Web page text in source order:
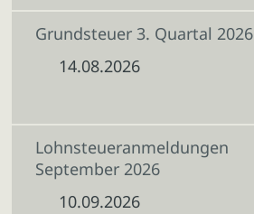
Grundsteuer 3. Quartal 2026
14.08.2026
Lohnsteueranmeldungen
September 2026
10.09.2026